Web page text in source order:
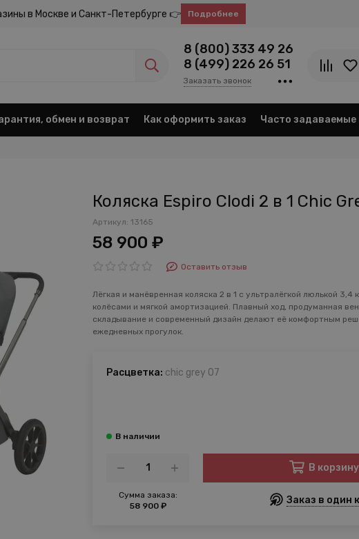
в Москве и Санкт-Петербурге 👉 Подробнее
8 (800) 333 49 26
8 (499) 226 26 51
Заказать звонок
обмен и возврат Как оформить заказ Часто задаваемые
Коляска Espiro Clodi 2 в 1 Chic
Артикул: 13165
58 900 ₽
Оставить отзыв
Лёгкая и манёвренная коляска 2 в 1 с ультралёгкой люлькой 3,4
колёсами и мягкой амортизацией. Плавный ход, продуманная
складывание и современный дизайн делают её комфортным
ежедневных прогулок.
Расцветка: chic grey 07
Сумма заказа:
58 900 ₽
В корзину
Заказ в один